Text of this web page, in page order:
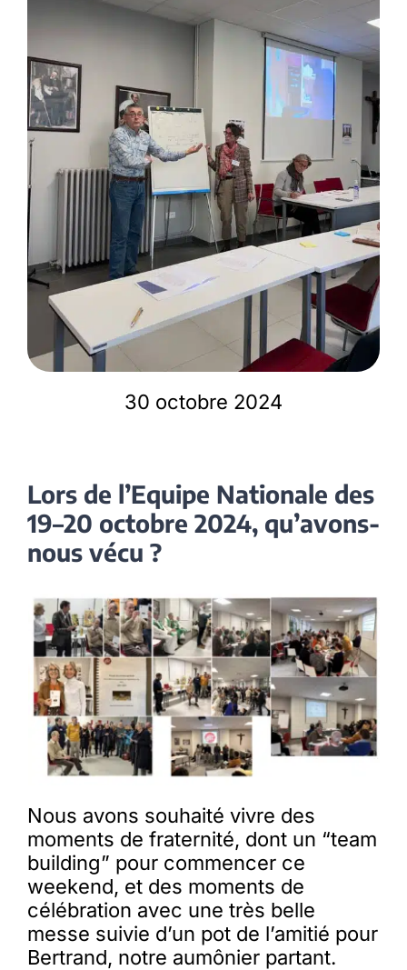
Membres
L’actu
Nous soutenir
La revue Responsables
30 octobre 2024
Lors de l’Equipe Nationale des
19–20 octobre 2024, qu’avons-
nous vécu ?
Nous avons souhaité vivre des
moments de fraternité, dont un “team
building” pour commencer ce
weekend, et des moments de
célébration avec une très belle
messe suivie d’un pot de l’amitié pour
Bertrand, notre aumônier partant.